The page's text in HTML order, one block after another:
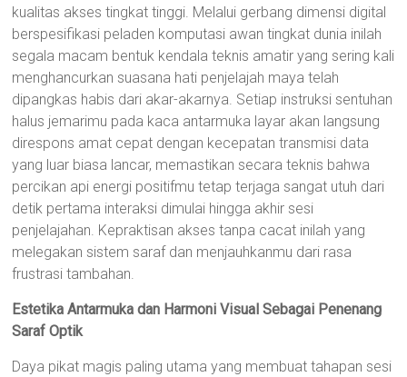
kualitas akses tingkat tinggi. Melalui gerbang dimensi digital
berspesifikasi peladen komputasi awan tingkat dunia inilah
segala macam bentuk kendala teknis amatir yang sering kali
menghancurkan suasana hati penjelajah maya telah
dipangkas habis dari akar-akarnya. Setiap instruksi sentuhan
halus jemarimu pada kaca antarmuka layar akan langsung
direspons amat cepat dengan kecepatan transmisi data
yang luar biasa lancar, memastikan secara teknis bahwa
percikan api energi positifmu tetap terjaga sangat utuh dari
detik pertama interaksi dimulai hingga akhir sesi
penjelajahan. Kepraktisan akses tanpa cacat inilah yang
melegakan sistem saraf dan menjauhkanmu dari rasa
frustrasi tambahan.
Estetika Antarmuka dan Harmoni Visual Sebagai Penenang
Saraf Optik
Daya pikat magis paling utama yang membuat tahapan sesi